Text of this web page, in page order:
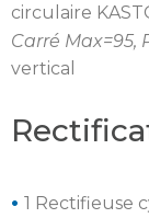
circulaire
Carré Max=95,
vertical
• 1 Rectifieuse